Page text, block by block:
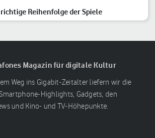
Reihenfolge der Spiele
Magazin für digitale Kultur
Weg ins Gigabit-Zeitalter liefern wir die
Highlights, Gadgets, den
und Kino- und TV-Höhepunkte.